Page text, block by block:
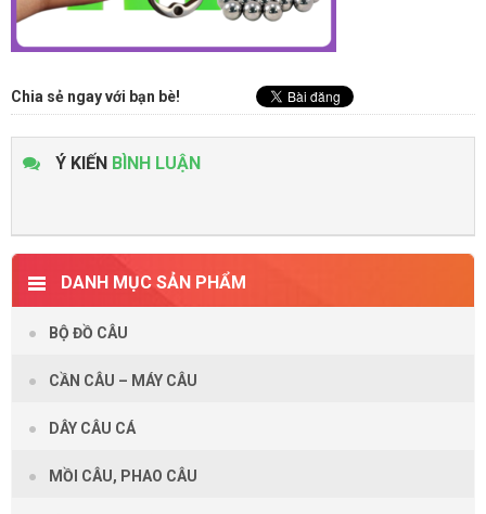
Chia sẻ ngay với bạn bè!
Ý KIẾN BÌNH LUẬN
DANH MỤC SẢN PHẨM
BỘ ĐỒ CÂU
CẦN CÂU – MÁY CÂU
DÂY CÂU CÁ
MỒI CÂU, PHAO CÂU